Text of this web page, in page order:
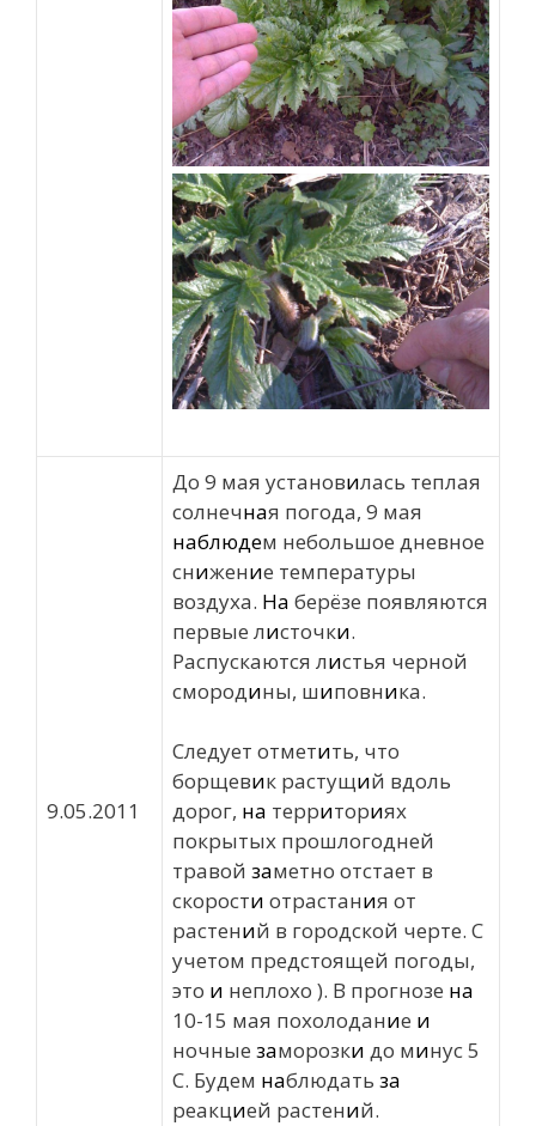
9.05.2011
До 9 мая установилась теплая
солнечная погода, 9 мая
наблюдем небольшое дневное
снижение температуры
воздуха. На берёзе появляются
первые листочки.
Распускаются листья черной
смородины, шиповника.
Следует отметить, что
борщевик растущий вдоль
дорог, на территориях
покрытых прошлогодней
травой заметно отстает в
скорости отрастания от
растений в городской черте. С
учетом предстоящей погоды,
это и неплохо ). В прогнозе на
10-15 мая похолодание и
ночные заморозки до минус 5
С. Будем наблюдать за
реакцией растений.